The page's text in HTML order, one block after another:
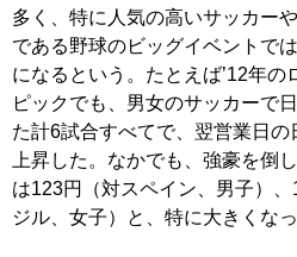
多く、特に人気の高いサッカー
である野球のビッグイベントで
になるという。たとえば’12年の
ピックでも、男女のサッカーで
た計6試合すべてで、翌営業日の
上昇した。なかでも、強豪を倒
は123円（対スペイン、男子）
ジル、女子）と、特に大きくなっ